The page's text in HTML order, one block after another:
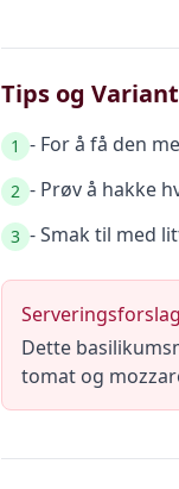
Tips og
1 - For å få den
2 - Prøv å hakke
3 - Smak til med
Serveringsforslag
Dette
tomat og